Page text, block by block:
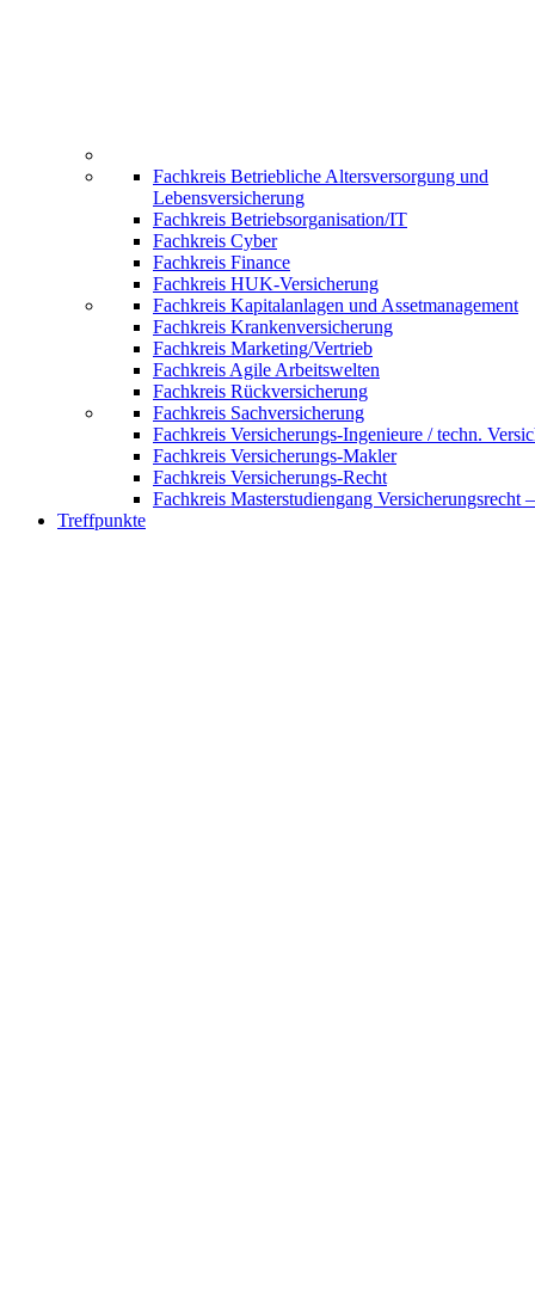
Fachkreis Betriebliche Altersversorgung und
Lebensversicherung
Fachkreis Betriebsorganisation/IT
Fachkreis Cyber
Fachkreis Finance
Fachkreis HUK-Versicherung
Fachkreis Kapitalanlagen und Assetmanagement
Fachkreis Krankenversicherung
Fachkreis Marketing/Vertrieb
Fachkreis Agile Arbeitswelten
Fachkreis Rückversicherung
Fachkreis Sachversicherung
Fachkreis Versicherungs-Ingenieure / techn.
Fachkreis Versicherungs-Makler
Fachkreis Versicherungs-Recht
Fachkreis Masterstudiengang Versicherungsrecht
Treffpunkte